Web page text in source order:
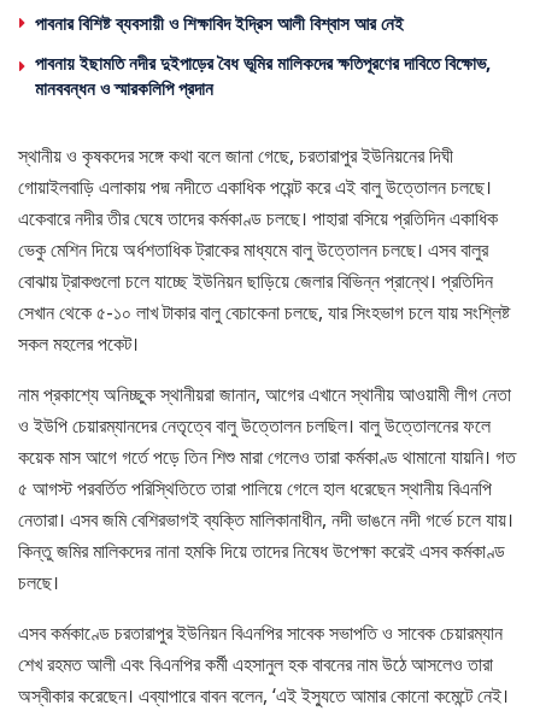
পাবনার বিশিষ্ট ব্যবসায়ী ও শিক্ষাবিদ ইদ্রিস আলী বিশ্বাস আর নেই
পাবনায় ইছামতি নদীর দুইপাড়ের বৈধ ভূমির মালিকদের ক্ষতিপূরণের দাবিতে বিক্ষোভ,
মানববন্ধন ও স্মারকলিপি প্রদান
স্থানীয় ও কৃষকদের সঙ্গে কথা বলে জানা গেছে, চরতারাপুর ইউনিয়নের দিঘী
গোয়াইলবাড়ি এলাকায় পদ্ম নদীতে একাধিক পয়েন্ট করে এই বালু উত্তোলন চলছে।
একেবারে নদীর তীর ঘেষে তাদের কর্মকাণ্ড চলছে। পাহারা বসিয়ে প্রতিদিন একাধিক
ভেকু মেশিন দিয়ে অর্ধশতাধিক ট্রাকের মাধ্যমে বালু উত্তোলন চলছে। এসব বালুর
বোঝায় ট্রাকগুলো চলে যাচ্ছে ইউনিয়ন ছাড়িয়ে জেলার বিভিন্ন প্রান্থে। প্রতিদিন
সেখান থেকে ৫-১০ লাখ টাকার বালু বেচাকেনা চলছে, যার সিংহভাগ চলে যায় সংশ্লিষ্ট
সকল মহলের পকেট।
নাম প্রকাশ্যে অনিচ্ছুক স্থানীয়রা জানান, আগের এখানে স্থানীয় আওয়ামী লীগ নেতা
ও ইউপি চেয়ারম্যানদের নেতৃত্বে বালু উত্তোলন চলছিল। বালু উত্তোলনের ফলে
কয়েক মাস আগে গর্তে পড়ে তিন শিশু মারা গেলেও তারা কর্মকাণ্ড থামানো যায়নি। গত
৫ আগস্ট পরবর্তিত পরিস্থিতিতে তারা পালিয়ে গেলে হাল ধরেছেন স্থানীয় বিএনপি
নেতারা। এসব জমি বেশিরভাগই ব্যক্তি মালিকানাধীন, নদী ভাঙনে নদী গর্ভে চলে যায়।
কিন্তু জমির মালিকদের নানা হমকি দিয়ে তাদের নিষেধ উপেক্ষা করেই এসব কর্মকাণ্ড
চলছে।
এসব কর্মকাণ্ডে চরতারাপুর ইউনিয়ন বিএনপির সাবেক সভাপতি ও সাবেক চেয়ারম্যান
শেখ রহমত আলী এবং বিএনপির কর্মী এহসানুল হক বাবনের নাম উঠে আসলেও তারা
অস্বীকার করেছেন। এব্যাপারে বাবন বলেন, ‘এই ইস্যুতে আমার কোনো কমেন্টে নেই।